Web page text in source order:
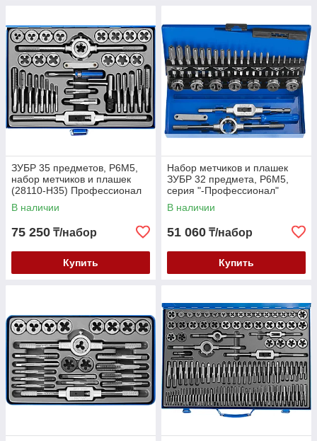
ЗУБР 35 предметов, Р6М5,
набор метчиков и плашек
(28110-H35) Профессионал
(28110-H35)
В наличии
75 250 ₸/набор
Купить
Набор метчиков и плашек
ЗУБР 32 предмета, Р6М5,
серия "-Профессионал"
(28110-H32)
В наличии
51 060 ₸/набор
Купить